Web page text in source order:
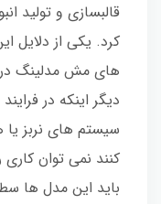
قالبسازی و تولید
کرد. یکی از
های مش مدلینگ
دیگر اینکه در
سیستم های نربز
کنند نمی توان
باید این مدل ها